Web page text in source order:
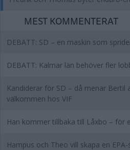
MEST KOMMENTERAT
DEBATT: SD – en maskin som
DEBATT: Kalmar län behöver fler
Kandiderar för SD – då menar Bertil
välkommen hos VIF
Han kommer tillbaka till Låxbo – för
Hampus och Theo vill skapa en